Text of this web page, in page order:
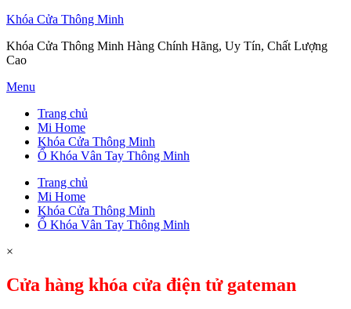
Khóa Cửa Thông Minh
Khóa Cửa Thông Minh Hàng Chính Hãng, Uy Tín, Chất Lượng
Cao
Skip
content
Menu
Trang chủ
Mi Home
Khóa Cửa Thông Minh
Ổ Khóa Vân Tay Thông Minh
Trang chủ
Mi Home
Khóa Cửa Thông Minh
Ổ Khóa Vân Tay Thông Minh
×
Cửa hàng khóa cửa điện tử gateman